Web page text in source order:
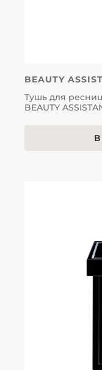
BEAUTY
Тушь для
BEAUTY